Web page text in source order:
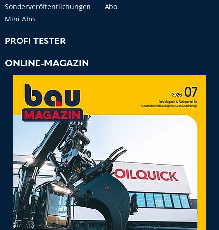
Sonderveröffentlichungen
Abo
Mini-Abo
PROFI TESTER
ONLINE-MAGAZIN